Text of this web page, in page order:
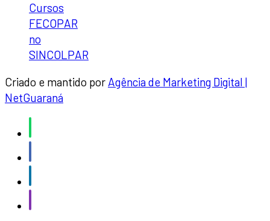
Cursos
FECOPAR
no
SINCOLPAR
Criado e mantido por Agência de Marketing Digital |
NetGuaraná